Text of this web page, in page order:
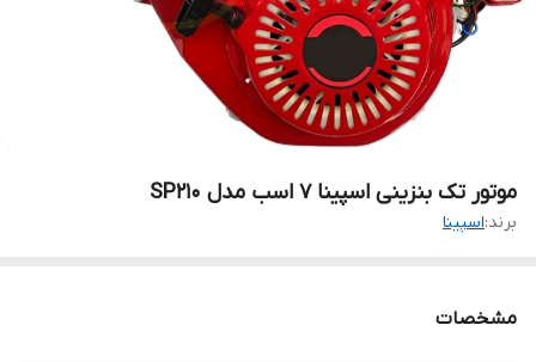
موتور تک بنزینی اسپینا ۷ اسب مدل SP210
برند:اسپینا
مشخصات